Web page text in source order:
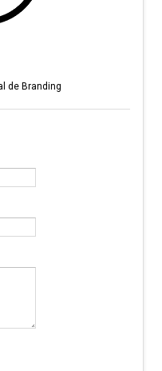
de Branding